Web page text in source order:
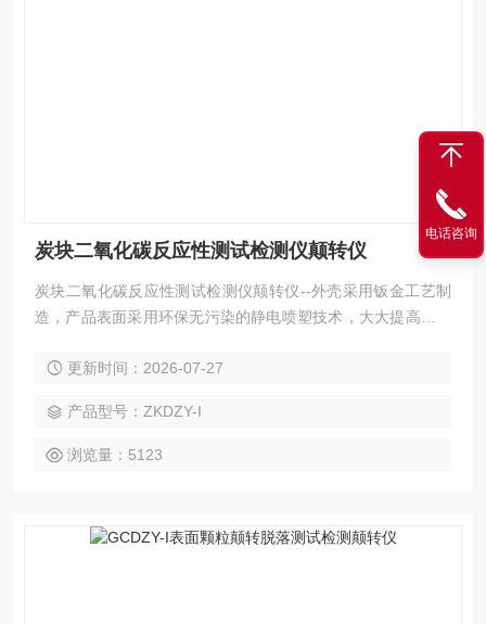
炭块二氧化碳反应性测试检测仪颠转仪
炭块二氧化碳反应性测试检测仪颠转仪--外壳采用钣金工艺制
造，产品表面采用环保无污染的静电喷塑技术，大大提高产品
件均严格测试，确保各项数据稳定，准确、可靠。采用可编程
通过软件可实现远程监控和数据分析。便捷的人机交互界面、
高精度，智能化的测量技术，助力提升企业产品测量效率。
更新时间：2026-07-27
产品型号：ZKDZY-I
浏览量：5123
电话咨询